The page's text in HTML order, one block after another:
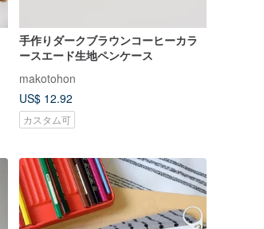
手作りダークブラウンコーヒーカラ
ースエード生地ペンケース
makotohon
US$ 12.92
カスタム可